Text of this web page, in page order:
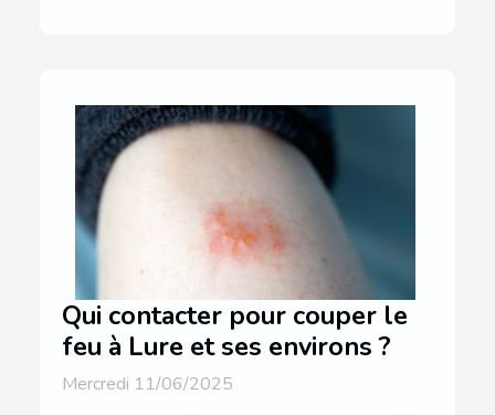
Qui contacter pour couper le
feu à Lure et ses environs ?
Mercredi 11/06/2025